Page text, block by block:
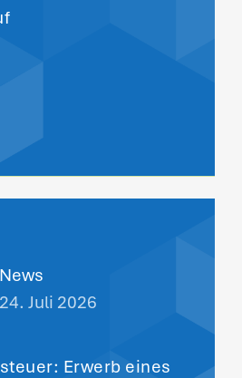
News
24. Juli 2026
Erwerb eines